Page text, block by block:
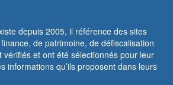
depuis 2005, il référence des sites
de patrimoine, de défiscalisation
vérifiés et ont été sélectionnés pour leur
informations qu’ils proposent dans leurs